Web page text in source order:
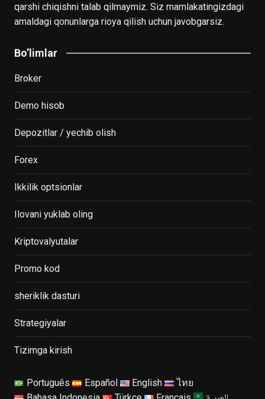
qarshi chiqishni talab qilmaymiz. Siz mamlakatingizdagi
amaldagi qonunlarga rioya qilish uchun javobgarsiz.
Bo’limlar
Broker
Demo hisob
Depozitlar / yechib olish
Forex
Ikkilik optsionlar
Ilovani yuklab oling
Kriptovalyutalar
Promo kod
sheriklik dasturi
Strategiyalar
Tizimga kirish
Português Español English
ไทย